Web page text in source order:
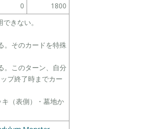
0
1800
きない。
。そのカードを特殊
。このターン、自分
プ終了時までカー
（表側）・墓地か